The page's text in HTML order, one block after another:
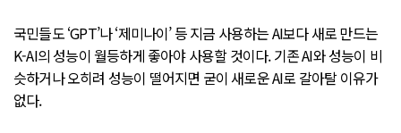
국민들도 ‘GPT’나 ‘제미나이’ 등 지금 사용하는 AI보다 새로 만드는
K-AI의 성능이 월등하게 좋아야 사용할 것이다. 기존 AI와 성능이 비
슷하거나 오히려 성능이 떨어지면 굳이 새로운 AI로 갈아탈 이유가
없다.